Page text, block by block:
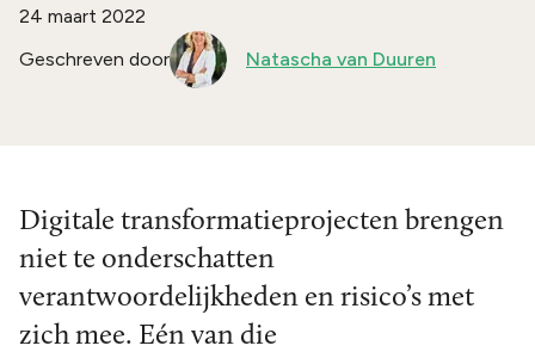
24 maart 2022
Geschreven door
Natascha van Duuren
Digitale transformatieprojecten brengen
niet te onderschatten
verantwoordelijkheden en risico’s met
zich mee. Eén van die